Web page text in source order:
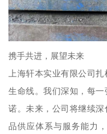
携手共进，展望未来
上海轩本实业有限公司
生命线。我们深知，每
诺。未来，公司将继续
品供应体系与服务能力